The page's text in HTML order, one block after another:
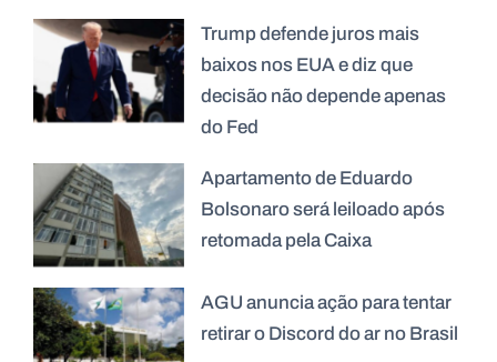
Trump defende juros mais
baixos nos EUA e diz que
decisão não depende apenas
do Fed
Apartamento de Eduardo
Bolsonaro será leiloado após
retomada pela Caixa
AGU anuncia ação para tentar
retirar o Discord do ar no Brasil